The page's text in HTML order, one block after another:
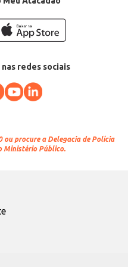
redes sociais
ou procure a Delegacia de Polícia
Ministério Público.